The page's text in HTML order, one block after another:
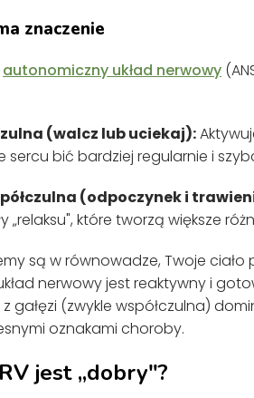
znaczenie
autonomiczny układ nerwowy
(walcz lub uciekaj):
sercu bić bardziej regularnie i
(odpoczynek i
„relaksu", które tworzą większe
są w równowadze, Twoje ciało
nerwowy jest reaktywny i
gałęzi (zwykle współczulna)
oznakami choroby.
jest „dobry"?